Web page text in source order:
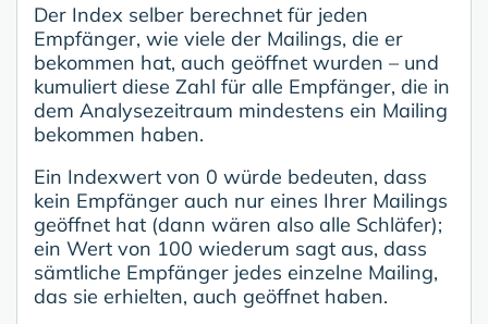
Der Index selber berechnet für jeden
Empfänger, wie viele der Mailings, die er
bekommen hat, auch geöffnet wurden – und
kumuliert diese Zahl für alle Empfänger, die in
dem Analysezeitraum mindestens ein Mailing
bekommen haben.
Ein Indexwert von 0 würde bedeuten, dass
kein Empfänger auch nur eines Ihrer Mailings
geöffnet hat (dann wären also alle Schläfer);
ein Wert von 100 wiederum sagt aus, dass
sämtliche Empfänger jedes einzelne Mailing,
das sie erhielten, auch geöffnet haben.